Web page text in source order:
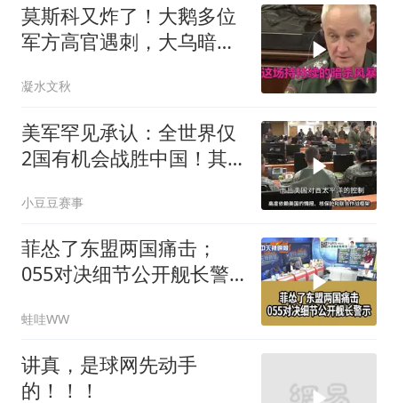
莫斯科又炸了！大鹅多位
军方高官遇刺，大乌暗杀
凝水文秋
美军罕见承认：全世界仅
2国有机会战胜中国！其
有
小豆豆赛事
菲怂了东盟两国痛击；
055对决细节公开舰长警
冰｜辣晚报20260805
蛙哇WW
讲真，是球网先动手
的！！！